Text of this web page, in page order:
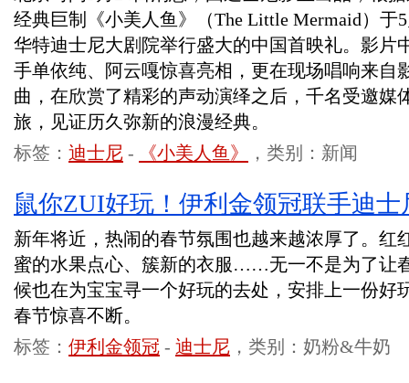
经典巨制《小美人鱼》（The Little Mermaid）于
华特迪士尼大剧院举行盛大的中国首映礼。影片
手单依纯、阿云嘎惊喜亮相，更在现场唱响来自
曲，在欣赏了精彩的声动演绎之后，千名受邀媒
旅，见证历久弥新的浪漫经典。
标签： 迪士尼 - 《小美人鱼》 ，类别：新闻
鼠你ZUI好玩！伊利金领冠联手迪士
新年将近，热闹的春节氛围也越来越浓厚了。红
蜜的水果点心、簇新的衣服……无一不是为了让
候也在为宝宝寻一个好玩的去处，安排上一份好
春节惊喜不断。
标签： 伊利金领冠 - 迪士尼 ，类别：奶粉&牛奶